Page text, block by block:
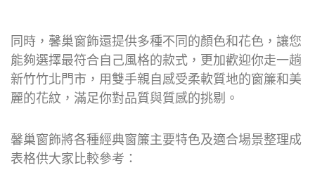
同時，馨巢窗飾還提供多種不同的顏色和花色，讓您
能夠選擇最符合自己風格的款式，更加歡迎你走一趟
新竹竹北門市，用雙手親自感受柔軟質地的窗簾和美
麗的花紋，滿足你對品質與質感的挑剔。
馨巢窗飾將各種經典窗簾主要特色及適合場景整理成
表格供大家比較參考：